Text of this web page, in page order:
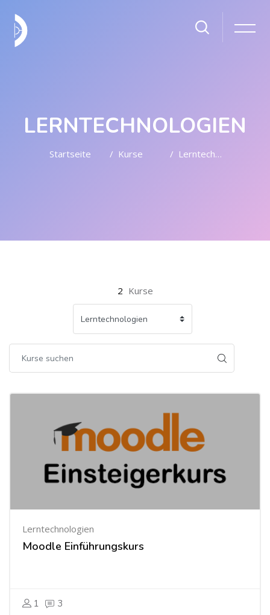
LERNTECHNOLOGIEN
Startseite Kurse Lerntechnologien
2 Kurse
Lerntechnologien
Moodle Einführungskurs
1 3